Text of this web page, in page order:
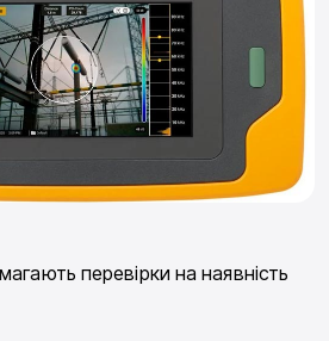
перевірки на наявність